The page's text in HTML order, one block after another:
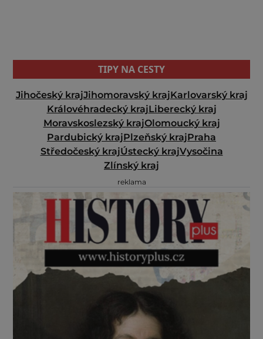
TIPY NA CESTY
Jihočeský krajJihomoravský krajKarlovarský kraj
Královéhradecký krajLiberecký kraj
Moravskoslezský krajOlomoucký kraj
Pardubický krajPlzeňský krajPraha
Středočeský krajÚstecký krajVysočina
Zlínský kraj
reklama